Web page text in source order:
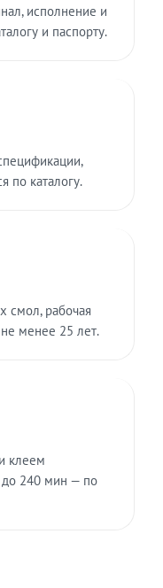
исполнение и
и паспорту.
по каталогу.
смол, рабочая
менее 25 лет.
клеем
до 240 мин — по